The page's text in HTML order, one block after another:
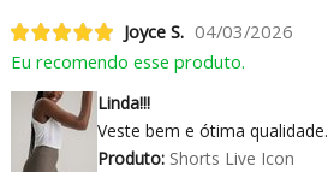
Joyce S. 04/03/2026
Eu recomendo esse produto.
Linda!!!
Veste bem e ótima qualidade.
Produto:Shorts Live Icon